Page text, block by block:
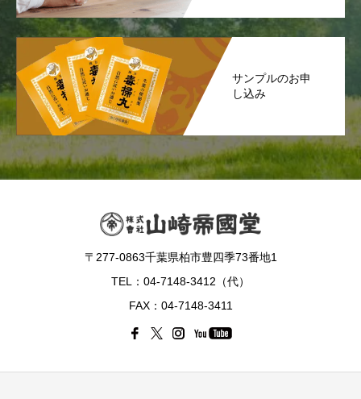
サンプルのお申
し込み
〒277-0863千葉県柏市豊四季73番地1
TEL：04-7148-3412（代）
FAX：04-7148-3411